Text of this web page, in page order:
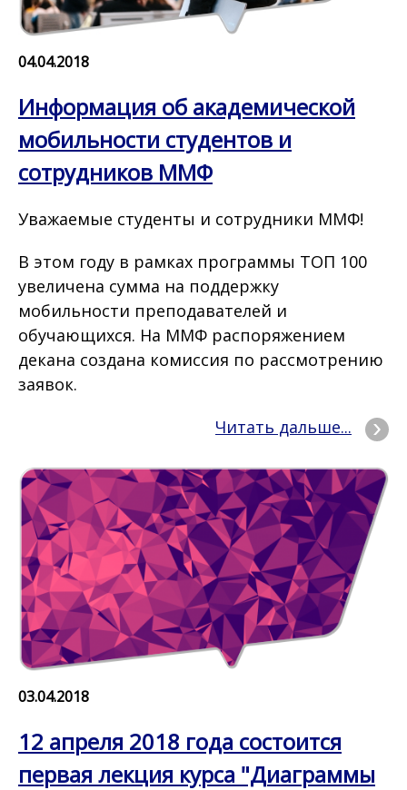
04.04.2018
Информация об академической
мобильности студентов и
сотрудников ММФ
Уважаемые студенты и сотрудники ММФ!
В этом году в рамках программы ТОП 100
увеличена сумма на поддержку
мобильности преподавателей и
обучающихся. На ММФ распоряжением
декана создана комиссия по рассмотрению
заявок.
Читать дальше...
03.04.2018
12 апреля 2018 года состоится
первая лекция курса "Диаграммы